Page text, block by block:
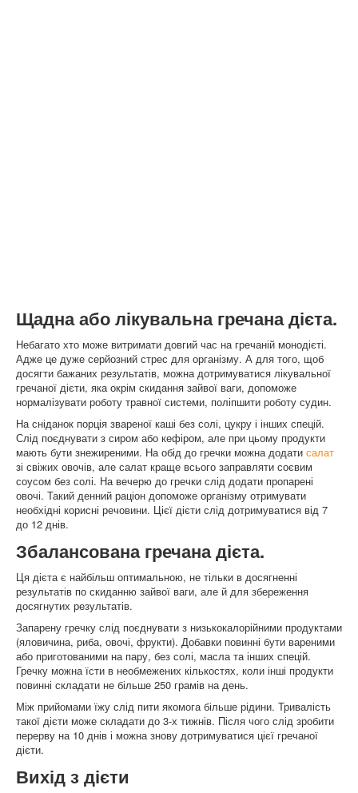
Щадна або лікувальна гречана дієта.
Небагато хто може витримати довгий час на гречаній монодієті.
Адже це дуже серйозний стрес для організму. А для того, щоб
досягти бажаних результатів, можна дотримуватися лікувальної
гречаної дієти, яка окрім скидання зайвої ваги, допоможе
нормалізувати роботу травної системи, поліпшити роботу судин.
На сніданок порція звареної каші без солі, цукру і інших спецій.
Слід поєднувати з сиром або кефіром, але при цьому продукти
мають бути знежиреними. На обід до гречки можна додати салат
зі свіжих овочів, але салат краще всього заправляти соєвим
соусом без солі. На вечерю до гречки слід додати пропарені
овочі. Такий денний раціон допоможе організму отримувати
необхідні корисні речовини. Цієї дієти слід дотримуватися від 7
до 12 днів.
Збалансована гречана дієта.
Ця дієта є найбільш оптимальною, не тільки в досягненні
результатів по скиданню зайвої ваги, але й для збереження
досягнутих результатів.
Запарену гречку слід поєднувати з низькокалорійними продуктами
(яловичина, риба, овочі, фрукти). Добавки повинні бути вареними
або приготованими на пару, без солі, масла та інших спецій.
Гречку можна їсти в необмежених кількостях, коли інші продукти
повинні складати не більше 250 грамів на день.
Між прийомами їжу слід пити якомога більше рідини. Тривалість
такої дієти може складати до 3-х тижнів. Після чого слід зробити
перерву на 10 днів і можна знову дотримуватися цієї гречаної
дієти.
Вихід з дієти